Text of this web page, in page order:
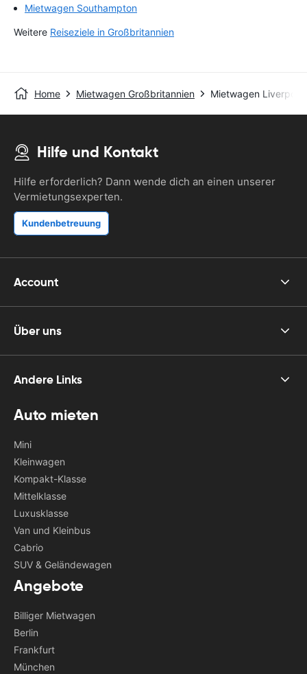
Mietwagen Southampton
Weitere Reiseziele in Großbritannien
Home Mietwagen Großbritannien Mietwagen Liverpool
Hilfe und Kontakt
Hilfe erforderlich? Dann wende dich an einen unserer
Vermietungsexperten.
Kundenbetreuung
Account
Über uns
Andere Links
Auto mieten
Mini
Kleinwagen
Kompakt-Klasse
Mittelklasse
Luxusklasse
Van und Kleinbus
Cabrio
SUV & Geländewagen
Angebote
Billiger Mietwagen
Berlin
Frankfurt
München